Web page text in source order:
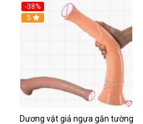
-38%
Hot
5
Dương vật giả ngựa gắn tường